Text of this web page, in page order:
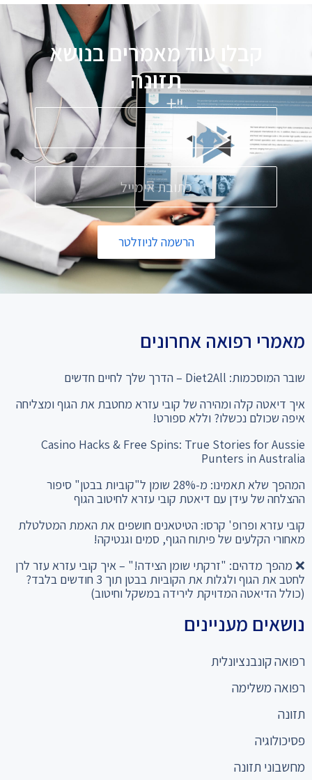
קבלו עוד מאמרים בנושא
הרשמה לניוזלטר
שובר המוסכמות: Diet2All – הדרך שלך לחיים חדשים
איך דיאטה קלה ומהירה של קובי עזרא מחטבת את הגוף ומצליחה
Casino Hacks & Free Spins: True Stories for Aussie
קובי עזרא ופרופ' קרסו: הטיטאנים חושפים את האמת המטלטלת
❌ מהפך מדהים: "זרקתי שומן הצידה!" – איך קובי עזרא עזר לרן
(כולל הדיאטה המדויקת לירידה במשקל וחיטוב)
נושאים מעניינים
רפואה קונבנציונלית
רפואה משלימה
תזונה
פסיכולוגיה
מחשבוני תזונה
כניסה למומחים